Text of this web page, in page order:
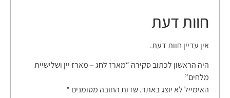
חוות דעת
אין עדיין חוות דעת.
היה הראשון לכתוב סקירה “מארז לחג – מארז יין ושלישיית
מלחים”
האימייל לא יוצג באתר.שדות החובה מסומנים *